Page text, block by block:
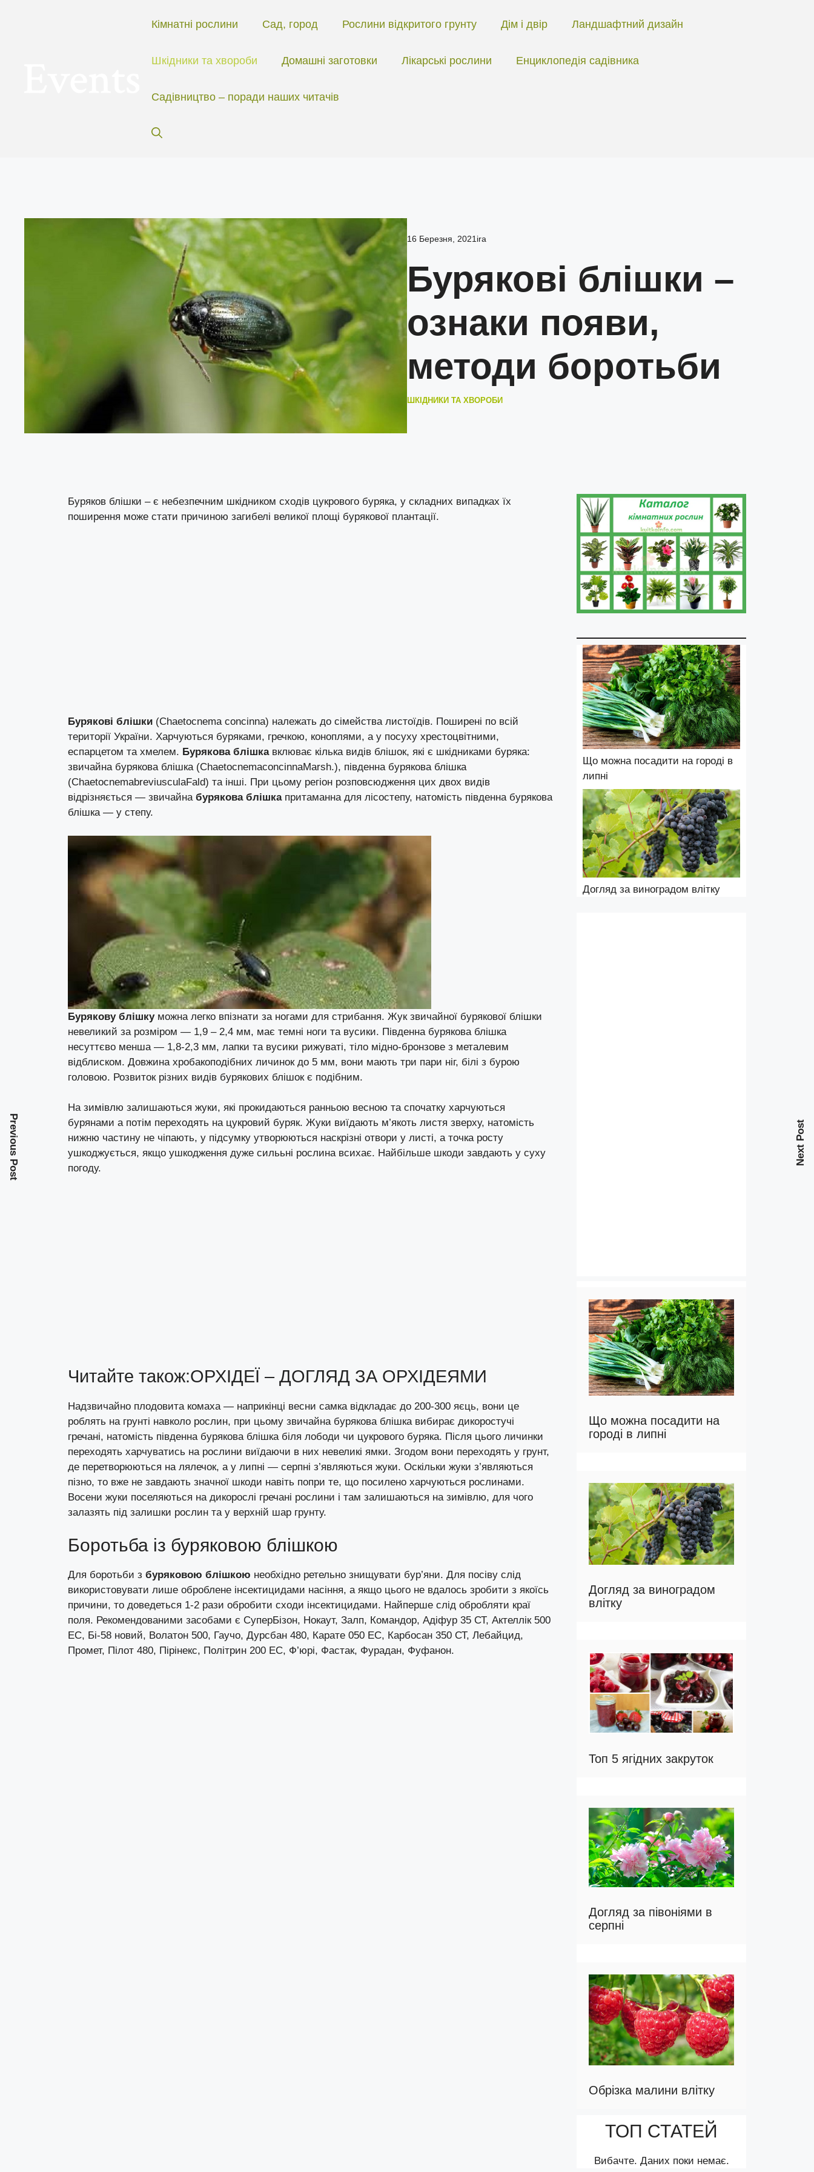
Кімнатні рослини Сад, город Рослини відкритого грунту Дім і двір Ландшафтний дизайн
Шкідники та хвороби Домашні заготовки Лікарські рослини Енциклопедія садівника
Садівництво – поради наших читачів
16 Березня, 2021ira
Бурякові блішки –
ознаки появи,
методи боротьби
ШКІДНИКИ ТА ХВОРОБИ
Буряков блішки – є небезпечним шкідником сходів цукрового буряка, у складних випадках їх
поширення може стати причиною загибелі великої площі бурякової плантації.
Бурякові блішки (Chaetocnema concinna) належать до сімейства листоїдів. Поширені по всій
території України. Харчуються буряками, гречкою, коноплями, а у посуху хрестоцвітними,
еспарцетом та хмелем. Бурякова блішкавклюває кілька видів блішок, які є шкідниками буряка:
звичайна бурякова блішка (ChaetocnemaconcinnaMarsh.), південна бурякова блішка
(ChaetocnemabreviusculaFald) та інші. При цьому регіон розповсюдження цих двох видів
відрізняється — звичайна бурякова блішкапритаманна для лісостепу, натомість південна бурякова
блішка — у степу.
Бурякову блішкуможна легко впізнати за ногами для стрибання. Жук звичайної бурякової блішки
невеликий за розміром — 1,9 – 2,4 мм, має темні ноги та вусики. Південна бурякова блішка
несуттєво менша — 1,8-2,3 мм, лапки та вусики рижуваті, тіло мідно-бронзове з металевим
відблиском. Довжина хробакоподібних личинок до 5 мм, вони мають три пари ніг, білі з бурою
головою. Розвиток різних видів бурякових блішок є подібним.
На зимівлю залишаються жуки, які прокидаються ранньою весною та спочатку харчуються
бурянами а потім переходять на цукровий буряк. Жуки виїдають м’якоть листя зверху, натомість
нижню частину не чіпають, у підсумку утворюються наскрізні отвори у листі, а точка росту
ушкоджується, якщо ушкодження дуже силььні рослина всихає. Найбільше шкоди завдають у суху
погоду.
Читайте також:ОРХІДЕЇ – ДОГЛЯД ЗА ОРХІДЕЯМИ
Надзвичайно плодовита комаха — наприкінці весни самка відкладає до 200-300 яєць, вони це
роблять на грунті навколо рослин, при цьому звичайна бурякова блішка вибирає дикоростучі
гречані, натомість південна бурякова блішка біля лободи чи цукрового буряка. Після цього личинки
переходять харчуватись на рослини виїдаючи в них невеликі ямки. Згодом вони переходять у грунт,
де перетворюються на лялечок, а у липні — серпні з’являються жуки. Оскільки жуки з’являються
пізно, то вже не завдають значної шкоди навіть попри те, що посилено харчуються рослинами.
Восени жуки поселяються на дикорослі гречані рослини і там залишаються на зимівлю, для чого
залазять під залишки рослин та у верхній шар грунту.
Боротьба із буряковою блішкою
Для боротьби з буряковою блішкою необхідно ретельно знищувати бур’яни. Для посіву слід
використовувати лише оброблене інсектицидами насіння, а якщо цього не вдалось зробити з якоїсь
причини, то доведеться 1-2 рази обробити сходи інсектицидами. Найперше слід обробляти краї
поля. Рекомендованими засобами є СуперБізон, Нокаут, Залп, Командор, Адіфур 35 СТ, Актеллік 500
ЕС, Бі-58 новий, Волатон 500, Гаучо, Дурсбан 480, Карате 050 ЕС, Карбосан 350 СТ, Лебайцид,
Промет, Пілот 480, Пірінекс, Політрин 200 ЕС, Ф’юрі, Фастак, Фурадан, Фуфанон.
Previous Post Next Post
Що можна посадити на городі в
липні
Догляд за виноградом влітку
Що можна посадити на
городі в липні
Догляд за виноградом
влітку
Топ 5 ягідних закруток
Догляд за півоніями в
серпні
Обрізка малини влітку
ТОП СТАТЕЙ
Вибачте. Даних поки немає.